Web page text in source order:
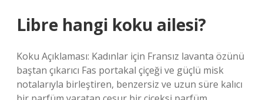
Libre hangi koku ailesi?
Koku Açıklaması: Kadınlar için Fransız lavanta özünü
baştan çıkarıcı Fas portakal çiçeği ve güçlü misk
notalarıyla birleştiren, benzersiz ve uzun süre kalıcı